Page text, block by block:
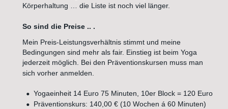
Körperhaltung … die Liste ist noch viel länger.
So sind die Preise .. .
Mein Preis-Leistungsverhältnis stimmt und meine
Bedingungen sind mehr als fair. Einstieg ist beim Yoga
jederzeit möglich. Bei den Präventionskursen muss man
sich vorher anmelden.
• Yogaeinheit 14 Euro 75 Minuten, 10er Block = 120 Euro
• Präventionskurs: 140,00 € (10 Wochen á 60 Minuten)